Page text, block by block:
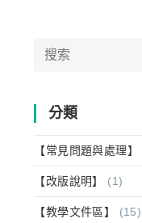
Search
分類
【常見問題與處理】
【改版說明】 (1)
【教學文件區】 (15)